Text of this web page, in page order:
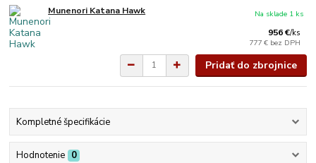
Munenori Katana Hawk
956 €/ks
777 € bez DPH
Na sklade 1 ks
Pridať do zbrojnice
Kompletné špecifikácie
Hodnotenie 0